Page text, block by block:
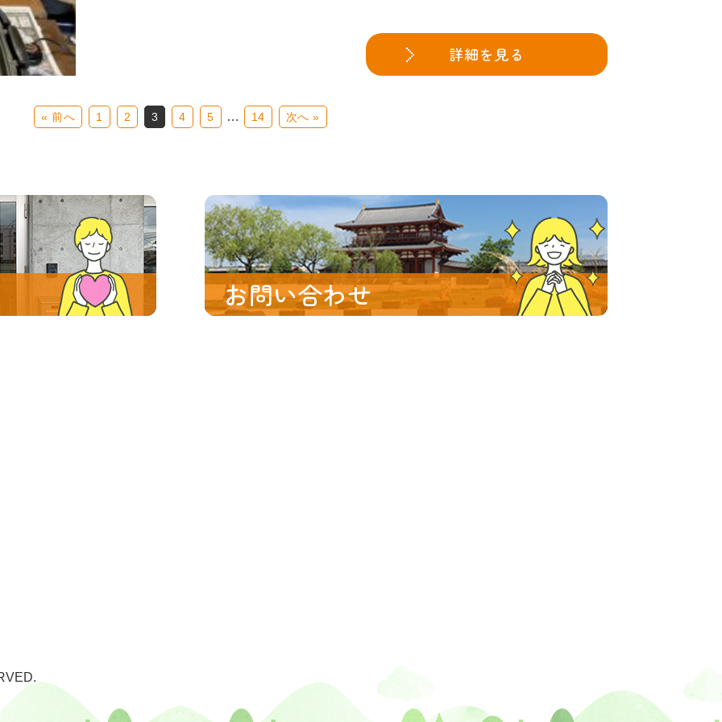
詳細を見る
« 前へ 1 2 3 4 5 … 14 次へ »
お問い合わせ